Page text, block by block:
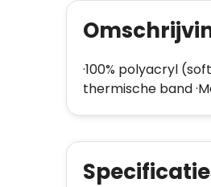
·100% polyacryl
thermische band